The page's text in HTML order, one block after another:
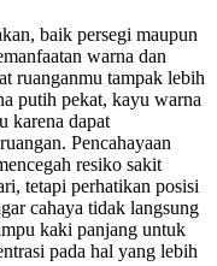
baik persegi maupun
warna dan
ruanganmu tampak lebih
putih pekat, kayu warna
karena dapat
Pencahayaan
resiko sakit
tetapi perhatikan posisi
cahaya tidak langsung
kaki panjang untuk
pada hal yang lebih